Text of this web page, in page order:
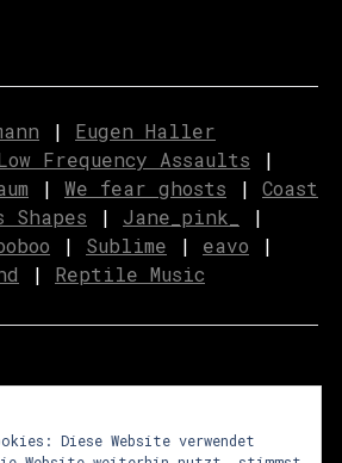
| Eugen Haller
Frequency Assaults |
| We fear ghosts | Coast
Shapes | Jane_pink_
|
| Sublime | eavo |
| Reptile Music
Diese Website verwendet